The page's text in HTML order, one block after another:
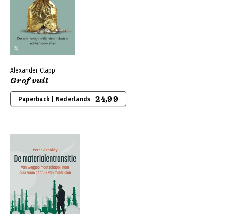
Alexander Clapp
Grof vuil
Paperback | Nederlands 24,99